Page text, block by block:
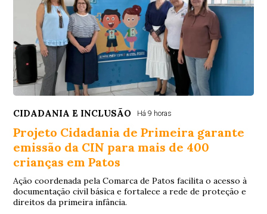
CIDADANIA E INCLUSÃO Há 9 horas
Projeto Cidadania de Primeira garante
emissão da CIN para mais de 400
crianças em Patos
Ação coordenada pela Comarca de Patos facilita o acesso à
documentação civil básica e fortalece a rede de proteção e
direitos da primeira infância.